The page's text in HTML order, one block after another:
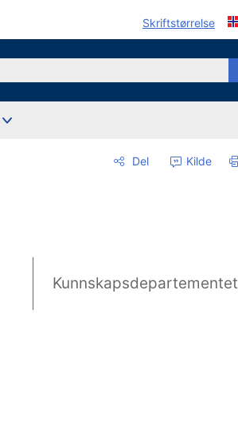
Skriftstørrelse
Del Kilde
Kunnskapsdepartementet